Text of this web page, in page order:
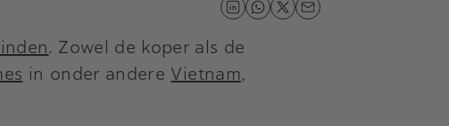
. Zowel de koper als de
in onder andere Vietnam,